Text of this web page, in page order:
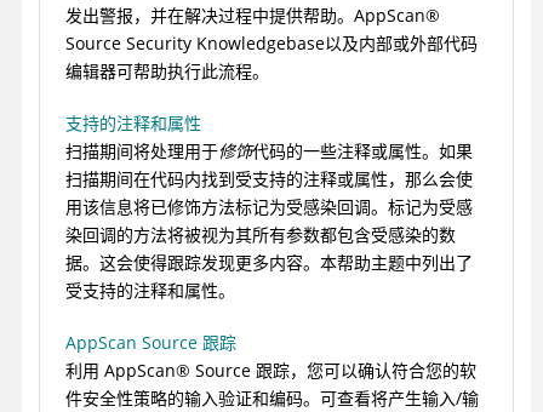
发出警报，并在解决过程中提供帮助。 AppScan®
Source Security Knowledgebase以及内部或外部代码
编辑器可帮助执行此流程。
支持的注释和属性
扫描期间将处理用于修饰代码的一些注释或属性。如果
扫描期间在代码内找到受支持的注释或属性，那么会使
用该信息将已修饰方法标记为受感染回调。标记为受感
染回调的方法将被视为其所有参数都包含受感染的数
据。这会使得跟踪发现更多内容。本帮助主题中列出了
受支持的注释和属性。
AppScan Source 跟踪
利用 AppScan® Source 跟踪，您可以确认符合您的软
件安全性策略的输入验证和编码。可查看将产生输入/输